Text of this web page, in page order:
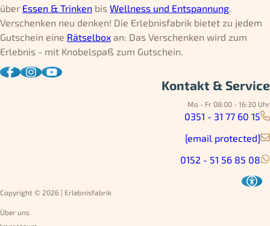
über Essen & Trinken bis Wellness und Entspannung.
Verschenken neu denken! Die Erlebnisfabrik bietet zu jedem
Gutschein eine Rätselbox an: Das Verschenken wird zum
Erlebnis - mit Knobelspaß zum Gutschein.
Kontakt & Service
Mo - Fr 08:00 - 16:30 Uhr
0351 - 31 77 60 15
[email protected]
0152 - 51 56 85 08
Copyright © 2026 | Erlebnisfabrik
Über uns